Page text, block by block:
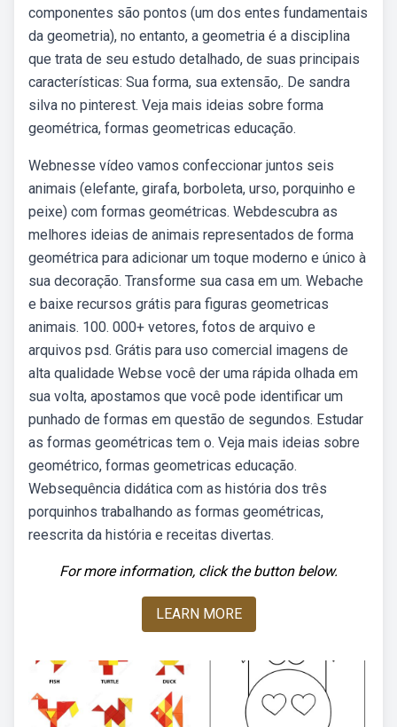
componentes são pontos (um dos entes fundamentais
da geometria), no entanto, a geometria é a disciplina
que trata de seu estudo detalhado, de suas principais
características: Sua forma, sua extensão,. De sandra
silva no pinterest. Veja mais ideias sobre forma
geométrica, formas geometricas educação.
Webnesse vídeo vamos confeccionar juntos seis
animais (elefante, girafa, borboleta, urso, porquinho e
peixe) com formas geométricas. Webdescubra as
melhores ideias de animais representados de forma
geométrica para adicionar um toque moderno e único à
sua decoração. Transforme sua casa em um. Webache
e baixe recursos grátis para figuras geometricas
animais. 100. 000+ vetores, fotos de arquivo e
arquivos psd. Grátis para uso comercial imagens de
alta qualidade Webse você der uma rápida olhada em
sua volta, apostamos que você pode identificar um
punhado de formas em questão de segundos. Estudar
as formas geométricas tem o. Veja mais ideias sobre
geométrico, formas geometricas educação.
Websequência didática com as história dos três
porquinhos trabalhando as formas geométricas,
reescrita da história e receitas divertas.
For more information, click the button below.
LEARN MORE